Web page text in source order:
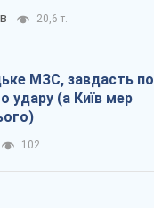
20,6 т.
МЗС, завдасть по
удару (а Київ мер
102